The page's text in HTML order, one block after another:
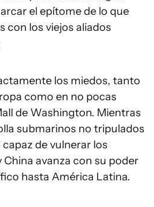
el epítome de lo que
con los viejos aliados
los miedos, tanto
como en no pocas
de Washington. Mientras
submarinos no tripulados
de vulnerar los
avanza con su poder
hasta América Latina.